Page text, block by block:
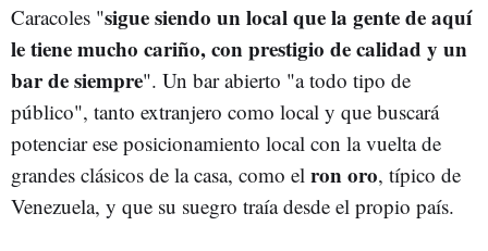
Caracoles "sigue siendo un local que la gente de aquí
le tiene mucho cariño, con prestigio de calidad y un
bar de siempre". Un bar abierto "a todo tipo de
público", tanto extranjero como local y que buscará
potenciar ese posicionamiento local con la vuelta de
grandes clásicos de la casa, como el ron oro, típico de
Venezuela, y que su suegro traía desde el propio país.